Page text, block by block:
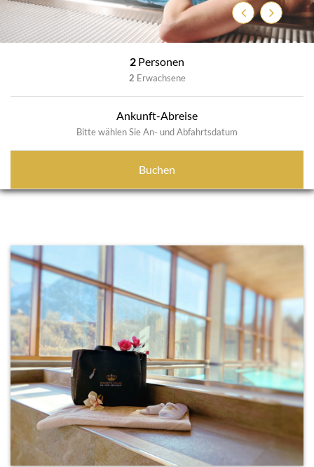
Previous
Next
2 Personen
2 Erwachsene
Ankunft-Abreise
Bitte wählen Sie An- und Abfahrtsdatum
Buchen